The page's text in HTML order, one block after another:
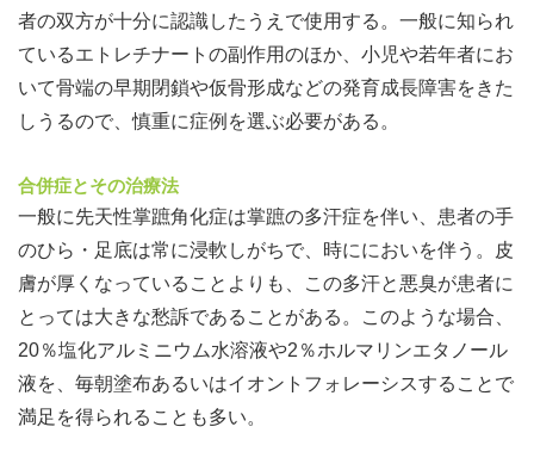
者の双方が十分に認識したうえで使用する。一般に知られ
ているエトレチナートの副作用のほか、小児や若年者にお
いて骨端の早期閉鎖や仮骨形成などの発育成長障害をきた
しうるので、慎重に症例を選ぶ必要がある。
合併症とその治療法
一般に先天性掌蹠角化症は掌蹠の多汗症を伴い、患者の手
のひら・足底は常に浸軟しがちで、時ににおいを伴う。皮
膚が厚くなっていることよりも、この多汗と悪臭が患者に
とっては大きな愁訴であることがある。このような場合、
20％塩化アルミニウム水溶液や2％ホルマリンエタノール
液を、毎朝塗布あるいはイオントフォレーシスすることで
満足を得られることも多い。